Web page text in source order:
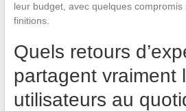
leur budget, avec quelques
finitions.
Quels retours
partagent vraiment
utilisateurs au